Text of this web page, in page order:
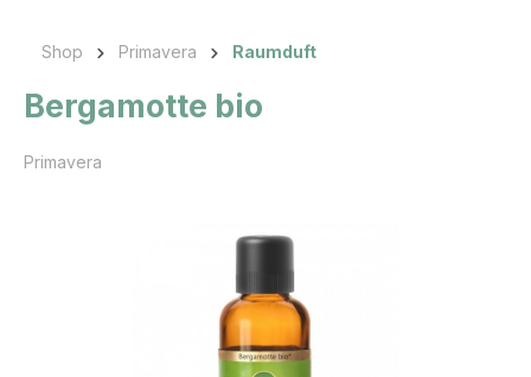
Shop Primavera Raumduft
Bergamotte bio
Primavera